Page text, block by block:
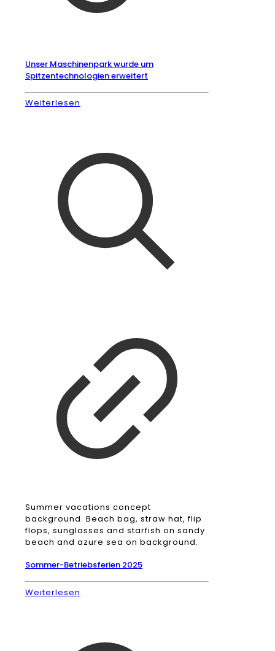
Unser Maschinenpark wurde um
Spitzentechnologien erweitert
Weiterlesen
Summer vacations concept
background. Beach bag, straw hat, flip
flops, sunglasses and starfish on sandy
beach and azure sea on background.
Sommer-Betriebsferien 2025
Weiterlesen